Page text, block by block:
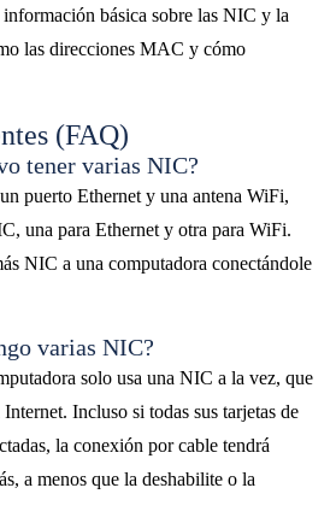
básica sobre las NIC y la
las direcciones MAC y cómo
(FAQ)
tener varias NIC?
puerto Ethernet y una antena WiFi,
una para Ethernet y otra para WiFi.
NIC a una computadora conectándole
varias NIC?
solo usa una NIC a la vez, que
Incluso si todas sus tarjetas de
la conexión por cable tendrá
a menos que la deshabilite o la